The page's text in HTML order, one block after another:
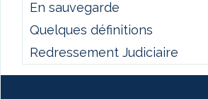
En sauvegarde
Quelques définitions
Redressement Judiciaire